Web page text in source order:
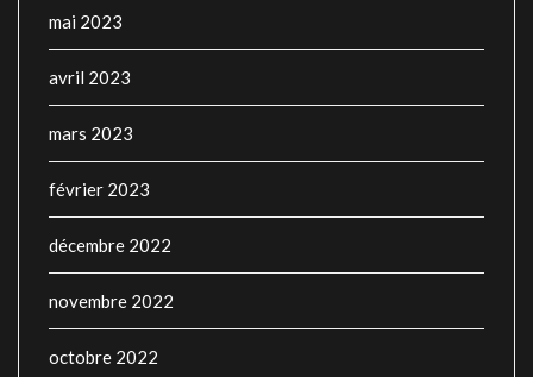
mai 2023
avril 2023
mars 2023
février 2023
décembre 2022
novembre 2022
octobre 2022